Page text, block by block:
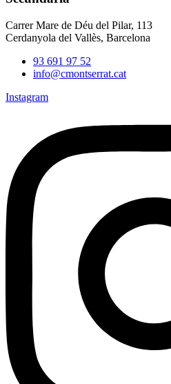
Carrer Mare de Déu del Pilar, 113
Cerdanyola del Vallès, Barcelona
93 691 97 52
info@cmontserrat.cat
Instagram